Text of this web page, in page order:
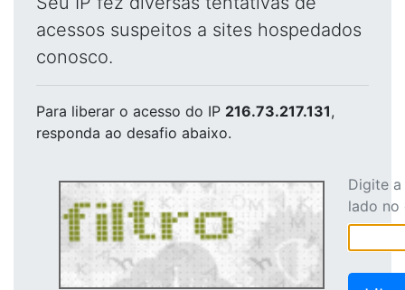
acessos suspeitos a sites hospedados
conosco.
Para liberar o acesso do IP 216.73.217.131,
responda ao desafio abaixo.
Digite
lado no